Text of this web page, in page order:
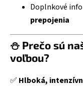
Doplnkové
prepojenia
⛄ Prečo sú
voľbou?
✅ Hlboká,